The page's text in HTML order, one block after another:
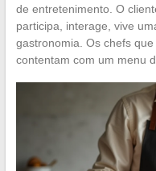
de entretenimento. O
participa, interage, vive
gastronomia. Os chefs
contentam com um menu